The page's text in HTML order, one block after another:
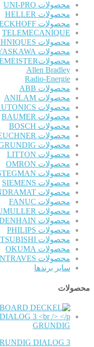
محصولات UNI-PRO
محصولات HELLER
محصولات BECKHOFF
TELEMECANIQUE
محصولات CONTROL TECHNIQUES
محصولات YASKAWA
محصولاتGILDEMEISTER
Allen Bradley
Radio-Energie
محصولات ABB
محصولات ANILAM
محصولات AUTONICS
محصولات BAUMER
محصولات BOSCH
محصولات EUCHNER
محصولات GRUNDIG
محصولات LITTON
محصولات OMRON
محصولات STEGMAN
محصولات SIEMENS
محصولات INDRAMAT
محصولات FANUC
محصولات BAUMULLER
محصولات HEIDENHAIN
محصولات PHILIPS
محصولات MITSUBISHI
محصولات OKUMA
محصولات CONTRAVES
سایر برندها
محصولات
GRUNDIG
DIALOG 3